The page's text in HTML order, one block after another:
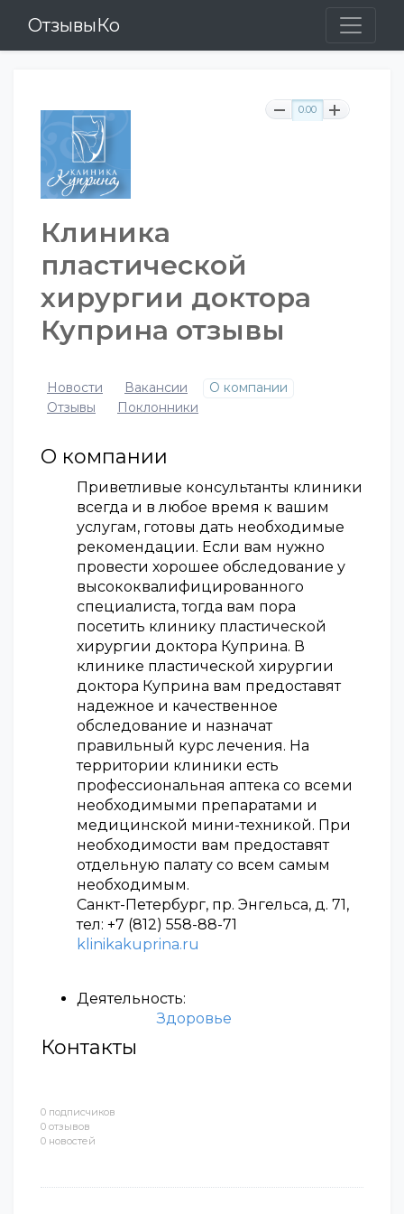
ОтзывыКо
0 подписчиков
0 отзывов
0 новостей
0.00
Клиника
пластической
хирургии доктора
Куприна отзывы
Новости Вакансии
О компании
Отзывы
Поклонники
О компании
Приветливые консультанты клиники
всегда и в любое время к вашим
услугам, готовы дать необходимые
рекомендации. Если вам нужно
провести хорошее обследование у
высококвалифицированного
специалиста, тогда вам пора
посетить клинику пластической
хирургии доктора Куприна. В
клинике пластической хирургии
доктора Куприна вам предоставят
надежное и качественное
обследование и назначат
правильный курс лечения. На
территории клиники есть
профессиональная аптека со всеми
необходимыми препаратами и
медицинской мини-техникой. При
необходимости вам предоставят
отдельную палату со всем самым
необходимым.
Санкт-Петербург, пр. Энгельса, д. 71,
тел: +7 (812) 558-88-71
klinikakuprina.ru
Деятельность:
Здоровье
Контакты